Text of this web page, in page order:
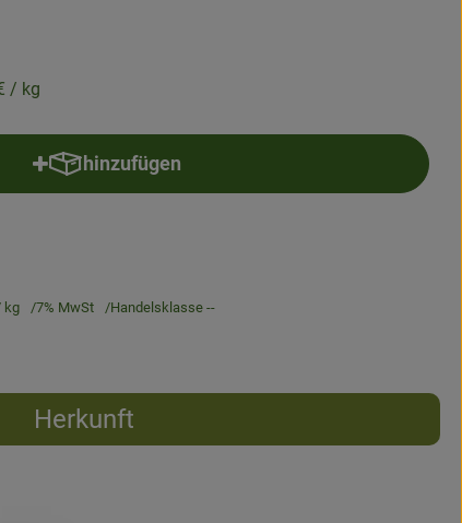
/ kg
hinzufügen
Produkt zum Warenkorb hinzufügen
kg 7% MwSt Handelsklasse --
Herkunft